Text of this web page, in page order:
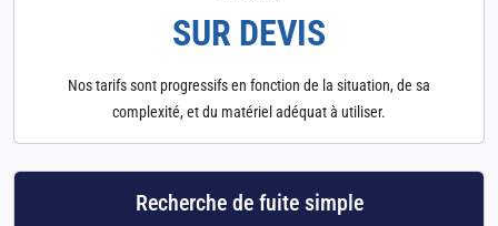
SUR DEVIS
Nos tarifs sont progressifs en fonction de la situation, de sa
complexité, et du matériel adéquat à utiliser.
Recherche de fuite simple